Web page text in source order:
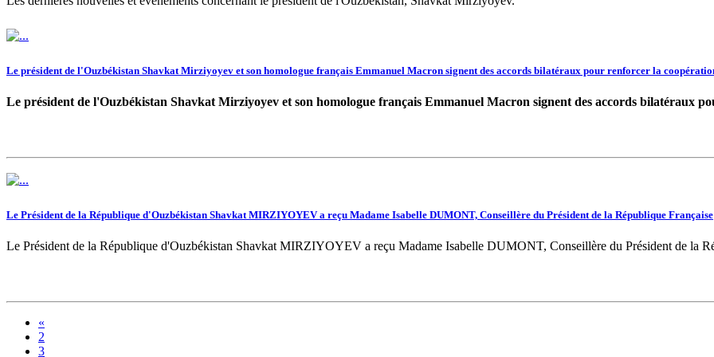
Le président de l'Ouzbékistan Shavkat Mirziyoyev et son homologue français Emmanuel Macron signent des accords bilatéraux pour renforcer la
Le président de l'Ouzbékistan Shavkat Mirziyoyev et son homologue français Emmanuel Macron signent des accords bilatéraux
Le Président de la République d'Ouzbékistan Shavkat MIRZIYOYEV a reçu Madame Isabelle DUMONT, Conseillère du Président de la République Française
Le Président de la République d'Ouzbékistan Shavkat MIRZIYOYEV a reçu Madame Isabelle DUMONT, Conseillère du Président de la
«
2
3